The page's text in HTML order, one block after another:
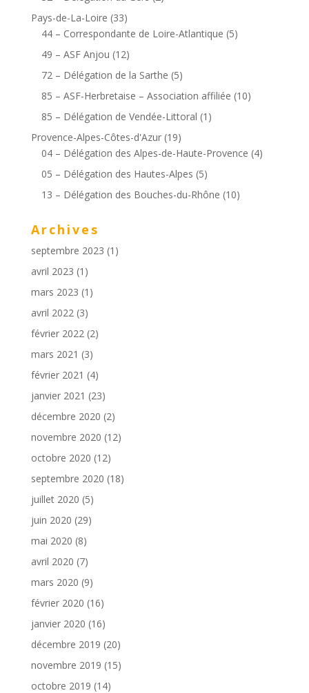
Pays-de-La-Loire (33)
44 – Correspondante de Loire-Atlantique (5)
49 – ASF Anjou (12)
72 – Délégation de la Sarthe (5)
85 – ASF-Herbretaise – Association affiliée (10)
85 – Délégation de Vendée-Littoral (1)
Provence-Alpes-Côtes-d'Azur(19)
04 – Délégation des Alpes-de-Haute-Provence (4)
05 – Délégation des Hautes-Alpes (5)
13 – Délégation des Bouches-du-Rhône (10)
Archives
septembre 2023 (1)
avril 2023 (1)
mars 2023 (1)
avril 2022 (3)
février 2022 (2)
mars 2021 (3)
février 2021 (4)
janvier 2021 (23)
décembre 2020 (2)
novembre 2020 (12)
octobre 2020 (12)
septembre 2020 (18)
juillet 2020 (5)
juin 2020 (29)
mai 2020 (8)
avril 2020 (7)
mars 2020 (9)
février 2020 (16)
janvier 2020 (16)
décembre 2019 (20)
novembre 2019 (15)
octobre 2019 (14)